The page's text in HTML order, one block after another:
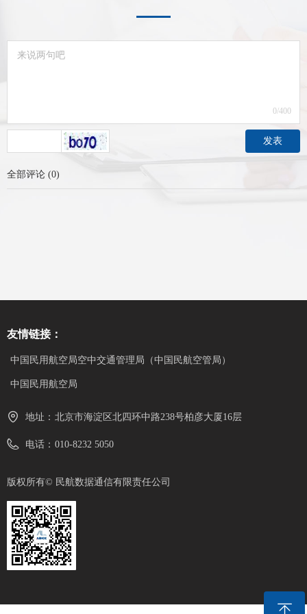
0/400
发表
全部评论 (0)
地址： 北京市海淀区北四环中路238号柏彦大厦16层
电话： 010-8232 5050
版权所有© 民航数据通信有限责任公司
中国民用航空局空中交通管理局（中国民航空管局）
中国民用航空局
友情链接：